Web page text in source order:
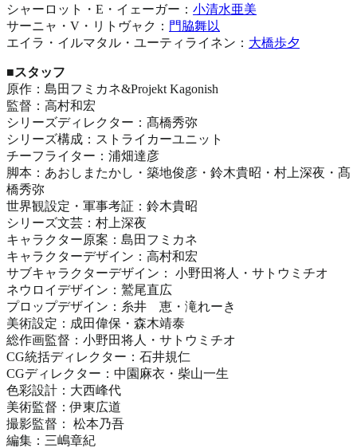
シャーロット・E・イェーガー： 小清水亜美
サーニャ・V・リトヴャク： 門脇舞以
エイラ・イルマタル・ユーティライネン： 大橋歩夕
■スタッフ
原作：島田フミカネ&Projekt Kagonish
監督：高村和宏
シリーズディレクター：髙橋秀弥
シリーズ構成：ストライカーユニット
チーフライター：浦畑達彦
脚本：あおしまたかし・築地俊彦・鈴木貴昭・村上深夜・髙
橋秀弥
世界観設定・軍事考証：鈴木貴昭
シリーズ文芸：村上深夜
キャラクター原案：島田フミカネ
キャラクターデザイン：高村和宏
サブキャラクターデザイン： 小野田将人・サトウミチオ
ネウロイデザイン：鷲尾直広
プロップデザイン：糸井 恵・滝れーき
美術設定：成田偉保・森木靖泰
総作画監督：小野田将人・サトウミチオ
CG統括ディレクター：石井規仁
CGディレクター：中園麻衣・柴山一生
色彩設計：大西峰代
美術監督：伊東広道
撮影監督： 松本乃吾
編集：三嶋章紀